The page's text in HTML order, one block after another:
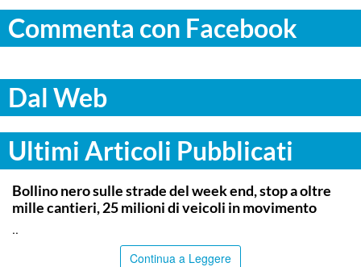
Commenta con Facebook
Dal Web
Ultimi Articoli Pubblicati
PALERMO
Bollino nero sulle strade del week end, stop a oltre
mille cantieri, 25 milioni di veicoli in movimento
..
Continua a Leggere